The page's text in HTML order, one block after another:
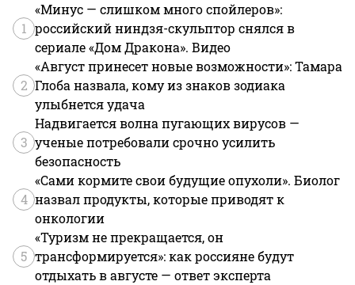
1
«Минус — слишком много спойлеров»:
российский ниндзя-скульптор снялся в
сериале «Дом Дракона». Видео
2
«Август принесет новые возможности»: Тамара
Глоба назвала, кому из знаков зодиака
улыбнется удача
3
Надвигается волна пугающих вирусов —
ученые потребовали срочно усилить
безопасность
4
«Сами кормите свои будущие опухоли». Биолог
назвал продукты, которые приводят к
онкологии
5
«Туризм не прекращается, он
трансформируется»: как россияне будут
отдыхать в августе — ответ эксперта